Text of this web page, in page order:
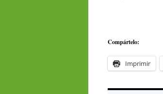
Compártelo:
Imprimir